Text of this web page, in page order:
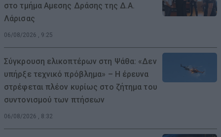
στο τμήμα Αμεσης Δράσης της Δ.Α.
Λάρισας
06/08/2026 , 9:25
Σύγκρουση ελικοπτέρων στη Ψάθα: «Δεν
υπήρξε τεχνικό πρόβλημα» – Η έρευνα
στρέφεται πλέον κυρίως στο ζήτημα του
συντονισμού των πτήσεων
06/08/2026 , 8:32